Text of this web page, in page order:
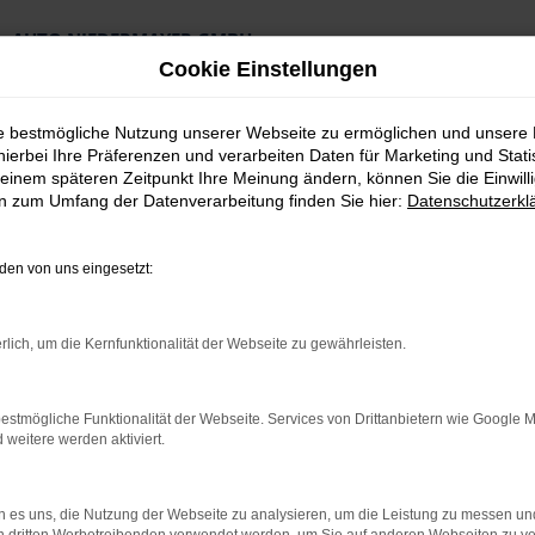
AUTO NIEDERMAYER GMBH
Preiswerte Angebote
für Deggendorf
in Deggendorf mit Fug und Recht stellen. Die
einzigen Kilometer gefahren wurde. Jede Hyundai
Cookie Einstellungen
bestmögliche Nutzung unserer Webseite zu ermöglichen und unsere
Ihre Präferenzen und verarbeiten Daten für Marketing und
späteren Zeitpunkt Ihre Meinung ändern, können Sie die
zum Umfang der Datenverarbeitung finden Sie hier:
von uns eingesetzt:
um die Kernfunktionalität der Webseite zu gewährleisten.
Funktionalität der Webseite. Services von Drittanbietern wie Google
weitere werden aktiviert.
es uns, die Nutzung der Webseite zu analysieren, um die Leistung zu messen